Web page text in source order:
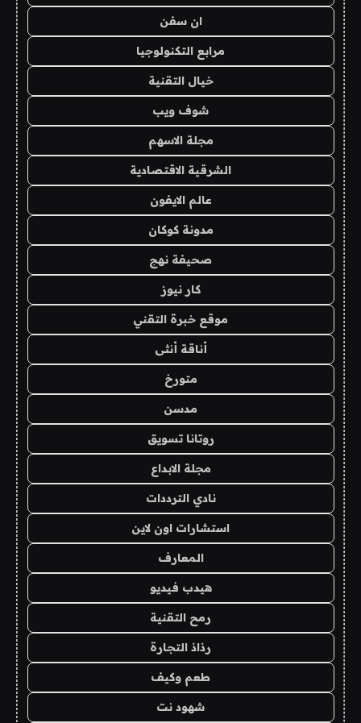
ان سفن
مرابع التكنولوجيا
خيال التقنية
شوف ويب
مجلة الاسهم
الشرقية الاقتصادية
عالم الايفون
مدونة كوكان
صحيفة نهج
كار نيوز
موقع خبرة التقني
أناقة أنثى
متورخ
مدسن
روتانا تسويق
مجلة الابداع
نادي الترددات
استشارات اون لاين
المعارف
هيدب فيديو
رمح التقنية
رذاذ التجارة
طعم وكيف
شهود نت